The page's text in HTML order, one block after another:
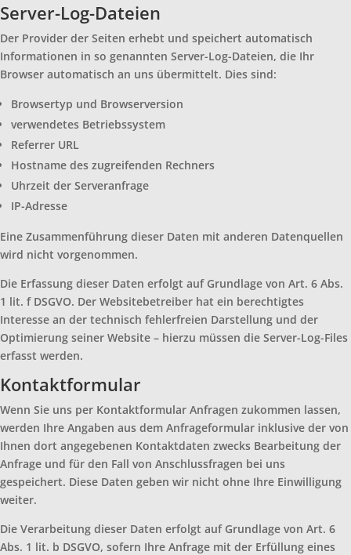
Server-Log-Dateien
Der Provider der Seiten erhebt und speichert automatisch
Informationen in so genannten Server-Log-Dateien, die Ihr
Browser automatisch an uns übermittelt. Dies sind:
Browsertyp und Browserversion
verwendetes Betriebssystem
Referrer URL
Hostname des zugreifenden Rechners
Uhrzeit der Serveranfrage
IP-Adresse
Eine Zusammenführung dieser Daten mit anderen Datenquellen
wird nicht vorgenommen.
Die Erfassung dieser Daten erfolgt auf Grundlage von Art. 6 Abs.
1 lit. f DSGVO. Der Websitebetreiber hat ein berechtigtes
Interesse an der technisch fehlerfreien Darstellung und der
Optimierung seiner Website – hierzu müssen die Server-Log-Files
erfasst werden.
Kontaktformular
Wenn Sie uns per Kontaktformular Anfragen zukommen lassen,
werden Ihre Angaben aus dem Anfrageformular inklusive der von
Ihnen dort angegebenen Kontaktdaten zwecks Bearbeitung der
Anfrage und für den Fall von Anschlussfragen bei uns
gespeichert. Diese Daten geben wir nicht ohne Ihre Einwilligung
weiter.
Die Verarbeitung dieser Daten erfolgt auf Grundlage von Art. 6
Abs. 1 lit. b DSGVO, sofern Ihre Anfrage mit der Erfüllung eines